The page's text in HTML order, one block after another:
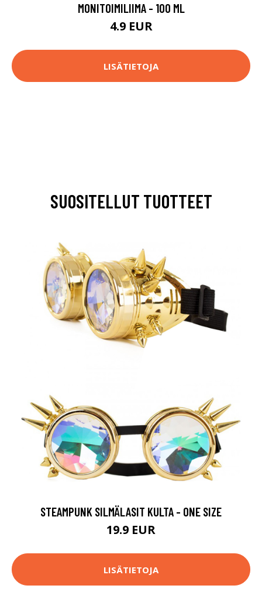
MONITOIMILIIMA - 100 ML
4.9 EUR
LISÄTIETOJA
SUOSITELLUT TUOTTEET
STEAMPUNK SILMÄLASIT KULTA - ONE SIZE
19.9 EUR
LISÄTIETOJA